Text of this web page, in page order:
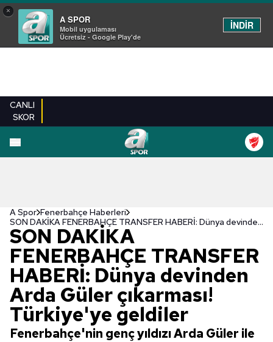
×
A SPOR
Mobil uygulaması
Ücretsiz - Google Play'de
İNDİR
CANLI
SKOR
A Spor Fenerbahçe Haberleri
SON DAKİKA FENERBAHÇE TRANSFER HABERİ: Dünya devinden Arda Güler çıkarması! Türkiye'ye geldiler
SON DAKİKA
FENERBAHÇE TRANSFER
HABERİ: Dünya devinden
Arda Güler çıkarması!
Türkiye'ye geldiler
Fenerbahçe'nin genç yıldızı Arda Güler ile